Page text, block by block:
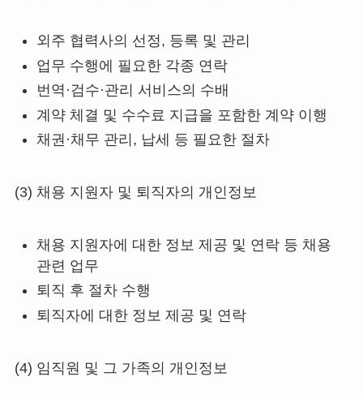
외주 협력사의 선정, 등록 및 관리
업무 수행에 필요한 각종 연락
번역·검수·관리 서비스의 수배
계약 체결 및 수수료 지급을 포함한 계약 이행
채권·채무 관리, 납세 등 필요한 절차
(3) 채용 지원자 및 퇴직자의 개인정보
채용 지원자에 대한 정보 제공 및 연락 등 채용
관련 업무
퇴직 후 절차 수행
퇴직자에 대한 정보 제공 및 연락
(4) 임직원 및 그 가족의 개인정보